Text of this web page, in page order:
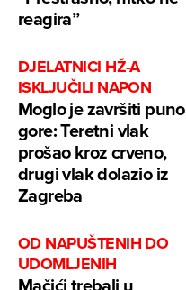
reagira”
DJELATNICI HŽ-A
ISKLJUČILI NAPON
Moglo je završiti puno
gore: Teretni vlak
prošao kroz crveno,
drugi vlak dolazio iz
Zagreba
OD NAPUŠTENIH DO
UDOMLJENIH